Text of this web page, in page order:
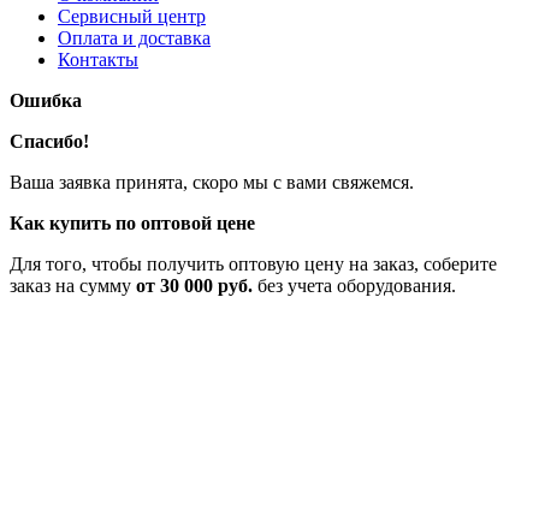
Сервисный центр
Оплата и доставка
Контакты
Ошибка
Спасибо!
Ваша заявка принята, скоро мы с вами свяжемся.
Как купить по оптовой цене
Для того, чтобы получить оптовую цену на заказ, соберите
заказ на сумму от 30 000 руб. без учета оборудования.